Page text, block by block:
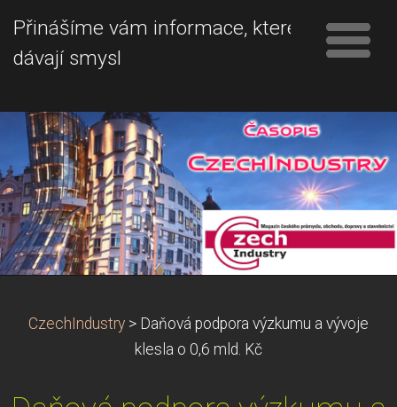
Přinášíme vám informace, které
dávají smysl
CzechIndustry > Daňová podpora výzkumu a vývoje
klesla o 0,6 mld. Kč